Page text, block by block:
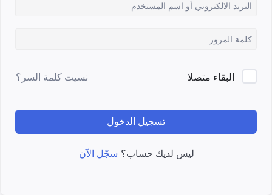
البقاء متصلا نسيت كلمة السر؟
تسجيل الدخول
ليس لديك حساب؟ سجّل الآن